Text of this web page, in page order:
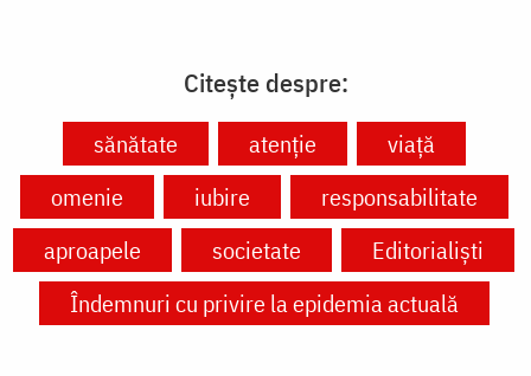
Citește despre:
sănătate atenție
viață
omenie
iubire
responsabilitate
aproapele
societate
Editorialiști
Îndemnuri cu privire la epidemia actuală